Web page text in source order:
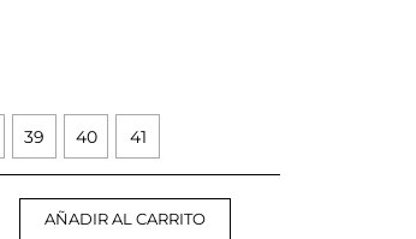
39 40 41
AÑADIR AL CARRITO